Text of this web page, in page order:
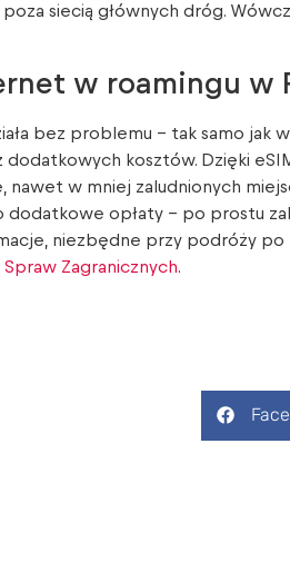
siecią głównych dróg.
w roamingu w
bez problemu – tak samo jak
kosztów. Dzięki
nawet w mniej zaludnionych
dodatkowe opłaty – po prostu
niezbędne przy podróży
Zagranicznych.